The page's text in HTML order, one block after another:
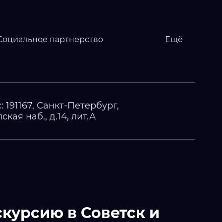
партнерство Ещё
191167, Санкт-Петербург,
наб., д.14, лит.А
в Советск и